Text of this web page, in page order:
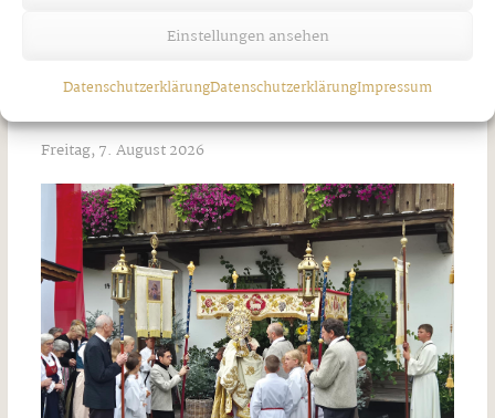
Einstellungen ansehen
DatenschutzerklärungDatenschutzerklärungImpressum
Unwetter über Strass
Freitag, 7. August 2026